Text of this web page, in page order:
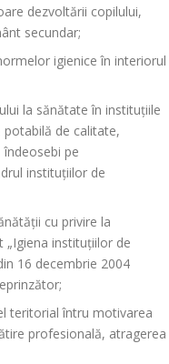
dezvoltării copilului,
secundar;
igienice în interiorul
la sănătate în instituțiile
de calitate,
pe
instituțiilor de
cu privire la
instituțiilor de
16 decembrie 2004
teritorial întru motivarea
profesională, atragerea